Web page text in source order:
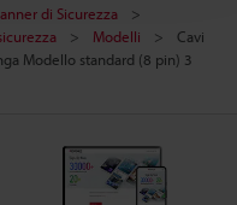
di Sicurezza
Modelli
Cavi
Modello standard (8 pin) 3